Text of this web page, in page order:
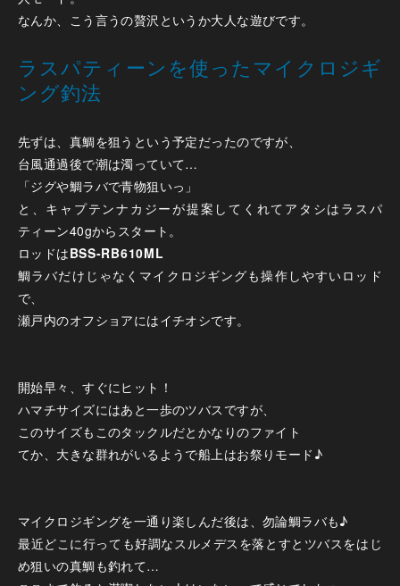
なんか、こう言うの贅沢というか大人な遊びです。
ラスパティーンを使ったマイクロジギ
ング釣法
先ずは、真鯛を狙うという予定だったのですが、
台風通過後で潮は濁っていて…
「ジグや鯛ラバで青物狙いっ」
と、キャプテンナカジーが提案してくれてアタシはラスパ
ティーン40gからスタート。
ロッドはBSS-RB610ML
鯛ラバだけじゃなくマイクロジギングも操作しやすいロッド
で、
瀬戸内のオフショアにはイチオシです。
開始早々、すぐにヒット！
ハマチサイズにはあと一歩のツバスですが、
このサイズもこのタックルだとかなりのファイト
てか、大きな群れがいるようで船上はお祭りモード♪
マイクロジギングを一通り楽しんだ後は、勿論鯛ラバも♪
最近どこに行っても好調なスルメデスを落とすとツバスをはじ
め狙いの真鯛も釣れて…